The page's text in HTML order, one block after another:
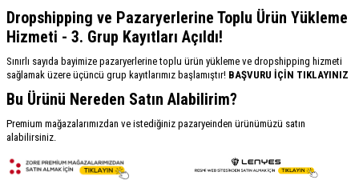
Dropshipping ve Pazaryerlerine Toplu Ürün Yükleme
Hizmeti - 3. Grup Kayıtları Açıldı!
Sınırlı sayıda bayimize pazaryerlerine toplu ürün yükleme ve dropshipping hizmeti
sağlamak üzere üçüncü grup kayıtlarımız başlamıştır! BAŞVURU İÇİN TIKLAYINIZ
Bu Ürünü Nereden Satın Alabilirim?
Premium mağazalarımızdan ve istediğiniz pazaryeinden ürünümüzü satın
alabilirsiniz.